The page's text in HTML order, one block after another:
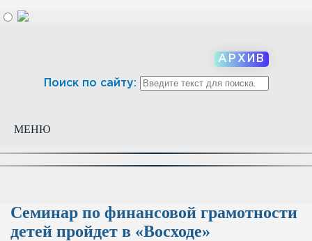
АРХИВ
Поиск по сайту:
МЕНЮ
Семинар по финансовой грамотности
детей пройдет в «Восходе»